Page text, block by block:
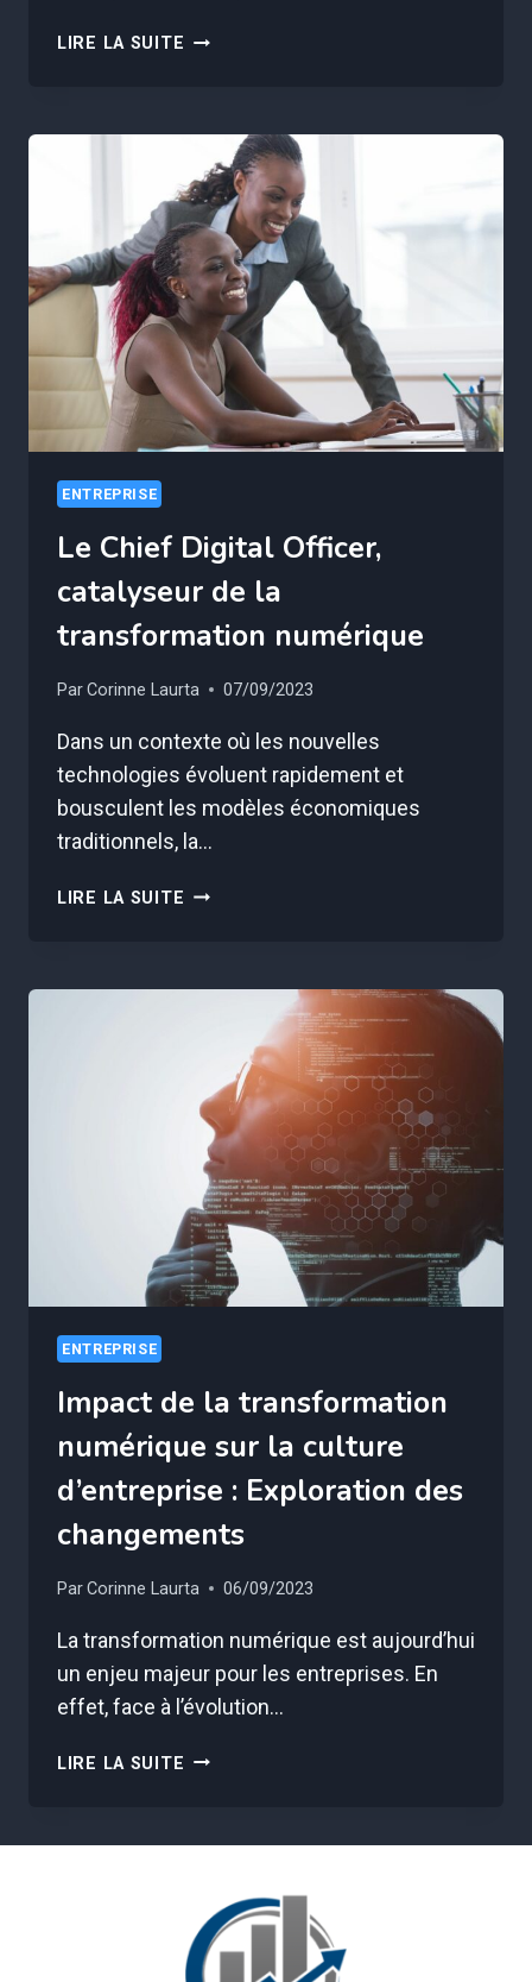
LIRE LA SUITE GUIDE
TRANSFORMATION
NUMÉRIQUE
EN
PME
ENTREPRISE
Le Chief Digital Officer,
catalyseur de la
transformation numérique
ParCorinne Laurta 07/09/2023
Dans un contexte où les nouvelles
technologies évoluent rapidement et
bousculent les modèles économiques
traditionnels, la…
LIRE LA SUITE LE
CATALYSEUR
TRANSFORMATION
NUMÉRIQUE
ENTREPRISE
Impact de la transformation
numérique sur la culture
d’entreprise : Exploration des
changements
ParCorinne Laurta 06/09/2023
La transformation numérique est aujourd’hui
un enjeu majeur pour les entreprises. En
effet, face à l’évolution…
LIRE LA SUITE IMPACT
LA
CULTURE
D’ENTREPRISE